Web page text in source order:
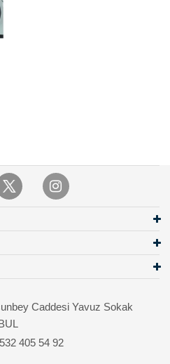
Caddesi Yavuz Sokak
405 54 92